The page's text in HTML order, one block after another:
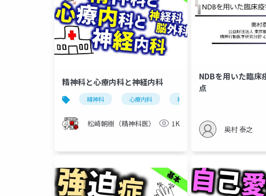
精神科と心療内科と神経内科
精神科 心療内科 神経内科
松崎朝樹（精神科医） 1K
NDBを⽤いた臨床
点
奥村 泰之